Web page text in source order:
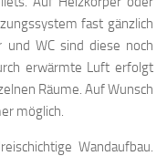
fast gänzlich
WC sind diese noch
erwärmte Luft erfolgt
Räume. Auf Wunsch
möglich.
Wandaufbau.